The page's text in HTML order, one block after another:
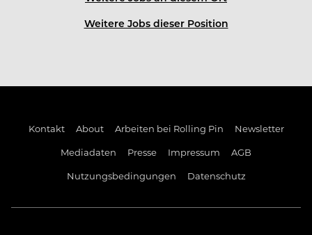
Weitere Jobs dieser Position
Kontakt About Arbeiten bei Rolling Pin
Newsletter
Mediadaten
Presse Impressum
AGB
Nutzungsbedingungen
Datenschutz